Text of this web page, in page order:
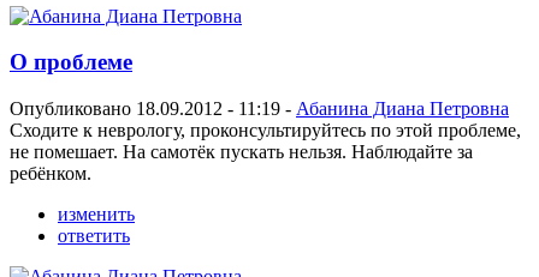
О проблеме
Опубликовано 18.09.2012 - 11:19 - Абанина Диана Петровна
Сходите к неврологу, проконсультируйтесь по этой проблеме,
не помешает. На самотёк пускать нельзя. Наблюдайте за
ребёнком.
изменить
ответить